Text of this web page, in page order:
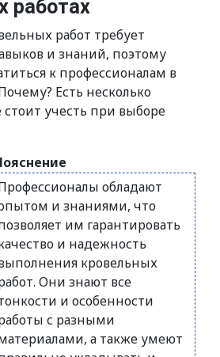
работах
работ требует
и знаний, поэтому
к профессионалам в
Есть несколько
учесть при выборе
обладают
и знаниями, что
им гарантировать
и надежность
кровельных
Они знают все
и особенности
с разными
а также умеют